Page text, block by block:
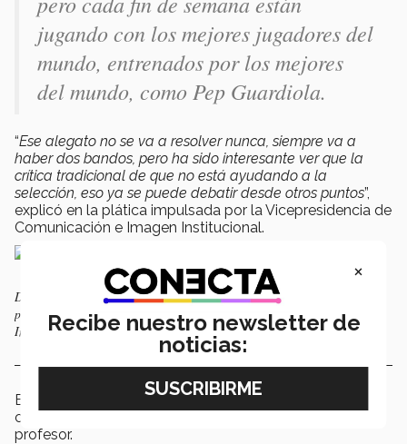
jugando con los mejores jugadores del
mundo, entrenados por los mejores
del mundo, como Pep Guardiola.
“Ese alegato no se va a resolver nunca, siempre va a
haber dos bandos, pero ha sido interesante ver que la
crítica tradicional de que no está ayudando a la
selección, eso ya se puede debatir desde otros puntos”,
explicó en la plática impulsada por la Vicepresidencia de
Comunicación e Imagen Institucional.
Después de la conferencia se entabló un diálogo con alumnos moderado
por Rodolfo Rubio, vicepresidente de Comunicación e Imagen
Institucional.
El deporte también promueve la tolerancia hacia otras
culturas y cambiar la visión de las personas, señaló el
profesor.
×
Recibe nuestro newsletter de
noticias: